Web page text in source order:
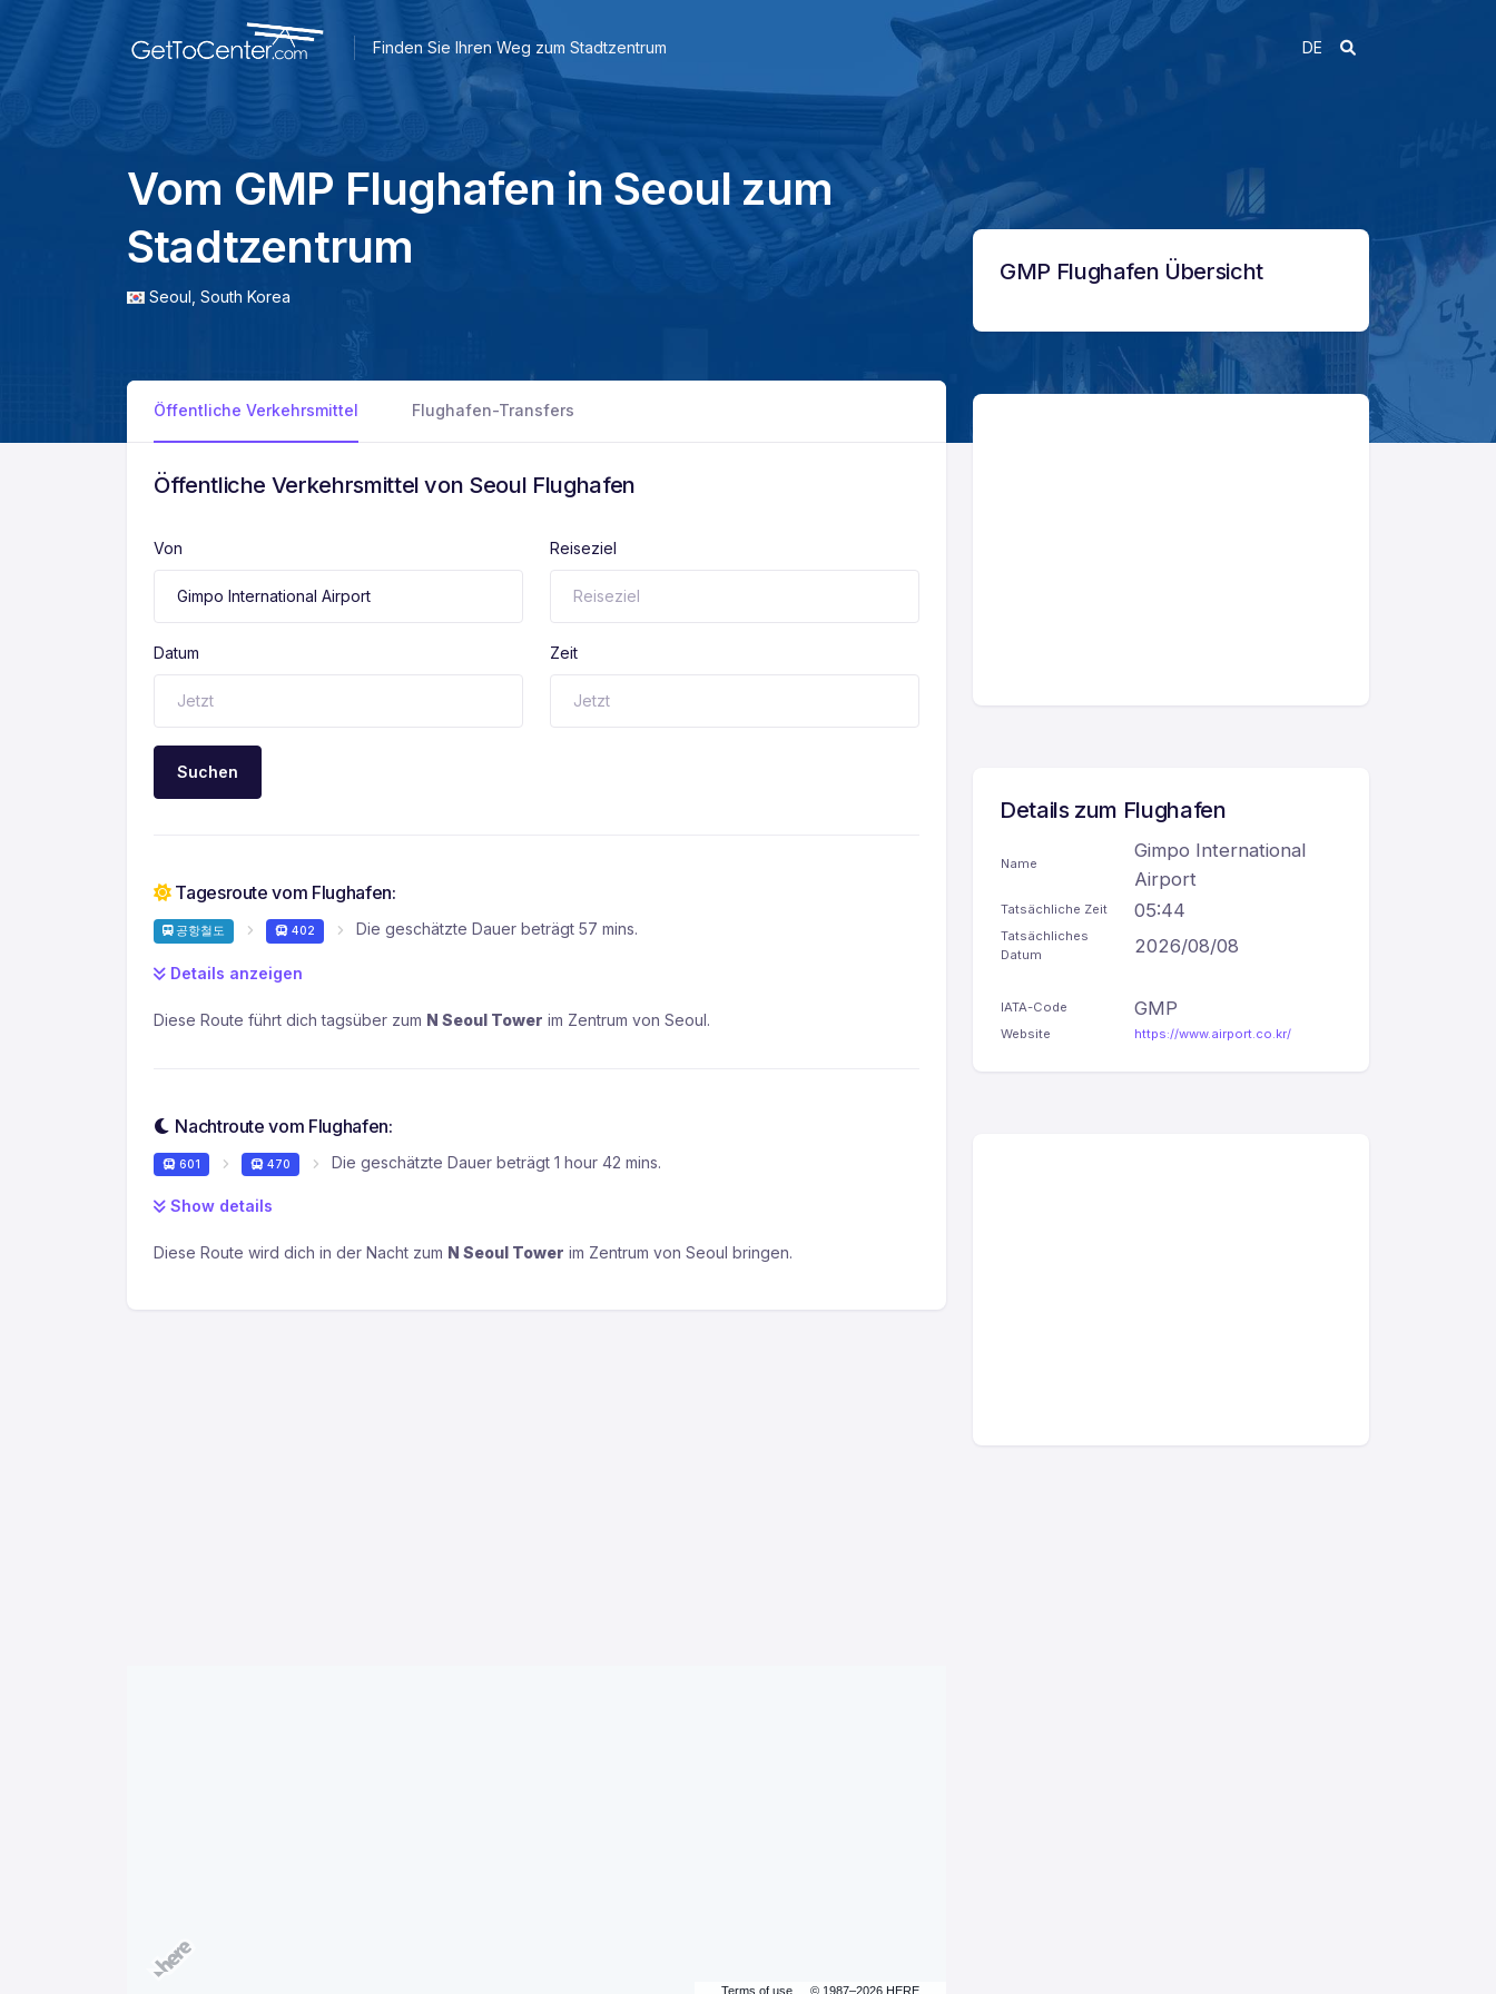
Finden Sie Ihren Weg zum Stadtzentrum DE
Vom GMP Flughafen in Seoul zum
Stadtzentrum
Seoul, South Korea
Öffentliche Verkehrsmittel Flughafen-Transfers
Öffentliche Verkehrsmittel von Seoul Flughafen
Von Reiseziel
Datum Zeit
Suchen
Tagesroute vom Flughafen:
공항철도 402 Die geschätzte Dauer beträgt 57 mins.
Details anzeigen
Diese Route führt dich tagsüber zum N Seoul Tower im Zentrum von Seoul.
Nachtroute vom Flughafen:
601 470 Die geschätzte Dauer beträgt 1 hour 42 mins.
Show details
Diese Route wird dich in der Nacht zum N Seoul Tower im Zentrum von Seoul bringen.
Terms of use © 1987–2026 HERE
GMP Flughafen Übersicht
Details zum Flughafen
Name
Gimpo International
Airport
Tatsächliche Zeit 05:44
Tatsächliches
Datum
2026/08/08
IATA-Code GMP
Website https://www.airport.co.kr/